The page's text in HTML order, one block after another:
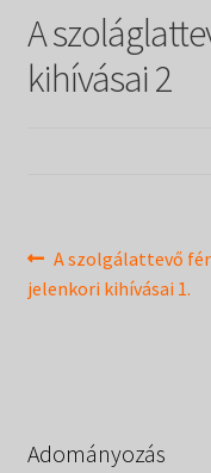
Kiadványok
A
kihívásai 2
Bejegyzés
navigáció
Previous
post:
A szolgálattevő
jelenkori kihívásai 1.
Adományozás